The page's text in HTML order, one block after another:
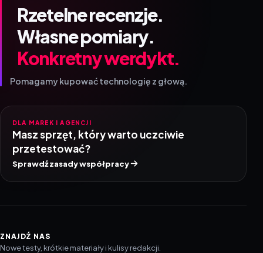
Rzetelne recenzje.
Własne pomiary.
Konkretny werdykt.
Pomagamy kupować technologię z głową.
DLA MAREK I AGENCJI
Masz sprzęt, który warto uczciwie
przetestować?
Sprawdź zasady współpracy
ZNAJDŹ NAS
Nowe testy, krótkie materiały i kulisy redakcji.